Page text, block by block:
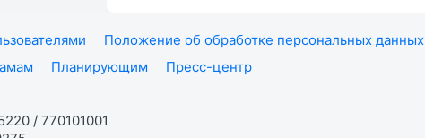
Положение об обработке персональных данных
Планирующим Пресс-центр
/ 770101001